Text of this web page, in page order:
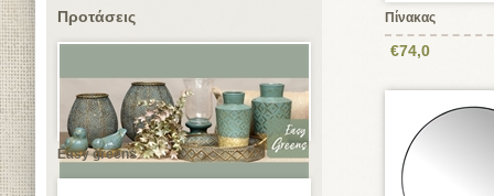
Προτάσεις
Easy greens
Πίνακας
€74,0